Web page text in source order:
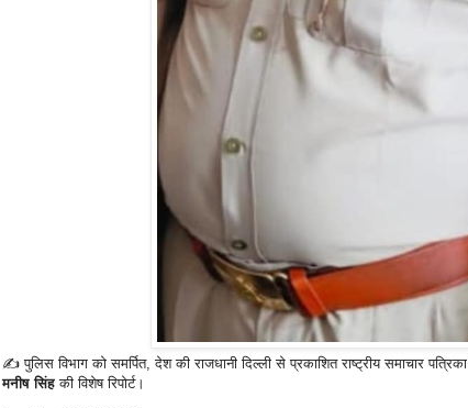
✍️ पुलिस विभाग को समर्पित, देश की राजधानी दिल्ली से प्रकाशित राष्ट्रीय समाचार पत्रिका
मनीष सिंहकी विशेष रिपोर्ट।